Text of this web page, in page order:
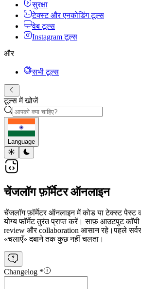
सुरक्षा
टेक्स्ट और एनकोडिंग टूल्स
वेब टूल्स
Instagram टूल्स
और
सभी टूल्स
टूल्स में खोजें
Language
चेंजलॉग फ़ॉर्मेटर ऑनलाइन
चेंजलॉग फ़ॉर्मेटर ऑनलाइन में कोड या टेक्स्ट
योग्य फॉर्मेट तुरंत प्राप्त करें। साफ़ आउटपुट
review और collaboration आसान रहे।पहले
«चलाएँ» दबाने तक कुछ नहीं चलता।
Changelog *